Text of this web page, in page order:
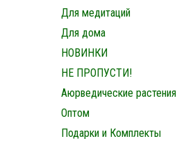
Для медитаций
Для дома
НОВИНКИ
НЕ ПРОПУСТИ!
Аюрведические растения
Оптом
Подарки и Комплекты